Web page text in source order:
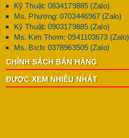
Kỹ Thuật: 0834179885 (Zalo)
Ms. Phương: 0703446967 (Zalo)
Kỹ Thuật: 0903179885 (Zalo)
Ms. Kim Thơm: 0941103673 (Zalo)
Ms. Bích: 0378963505 (Zalo)
CHÍNH SÁCH BÁN HÀNG
ĐƯỢC XEM NHIỀU NHẤT